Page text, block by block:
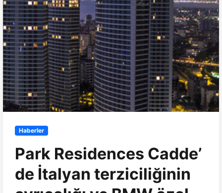
Haberler
Park Residences Cadde’
de İtalyan terziciliğinin